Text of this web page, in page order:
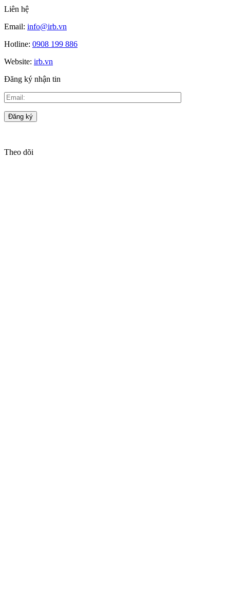
Liên hệ
Email: info@irb.vn
Hotline: 0908 199 886
Website: irb.vn
Đăng ký nhận tin
Theo dõi